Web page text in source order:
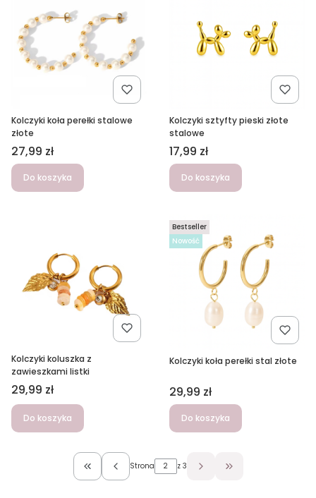
Kolczyki koła perełki stalowe
złote
Cena
27,99 zł
Do koszyka
Kolczyki sztyfty pieski złote
stalowe
Cena
17,99 zł
Do koszyka
Kolczyki koluszka z
zawieszkami listki
Cena
29,99 zł
Do koszyka
Bestseller
Nowość
Kolczyki koła perełki stal złote
Cena
29,99 zł
Do koszyka
Wróć do pierwszej strony z produktami
Strona z 3 Przejdź do